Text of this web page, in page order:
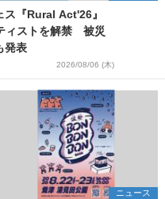
『Rural Act'26』
ィストを解禁 被災
発表
2026/08/06 (木)
ニュース